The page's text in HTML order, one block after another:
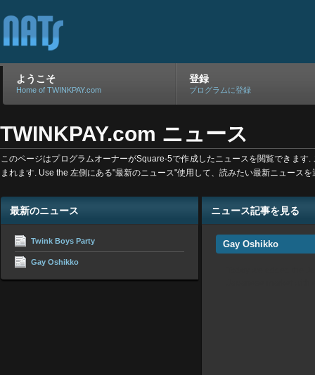
ようこそ
Home of TWINKPAY.com
登録
プログラムに登録
TWINKPAY.com ニュース
このページはプログラムオーナーがSquare-5で作成したニュースを閲覧できま
まれます. Use the 左側にある"最新のニュース"使用して、読みたい最新ニュース
最新のニュース
Twink Boys Party
Gay Oshikko
ニュース記事を見る
Gay Oshikko